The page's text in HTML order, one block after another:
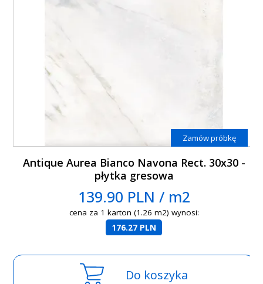
Zamów próbkę
Antique Aurea Bianco Navona Rect. 30x30 -
płytka gresowa
139.90 PLN / m2
cena za 1 karton (1.26 m2) wynosi:
176.27 PLN
Do koszyka